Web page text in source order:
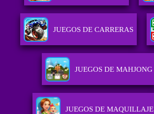
JUEGOS DE CARRERAS
JUEGOS DE MAHJONG
JUEGOS DE MAQUILLAJE